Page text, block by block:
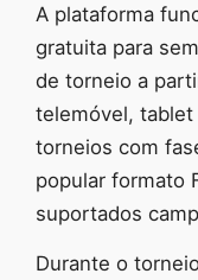
A plataforma
gratuita para
de torneio a
telemóvel,
torneios com
popular formato
suportados
Durante o